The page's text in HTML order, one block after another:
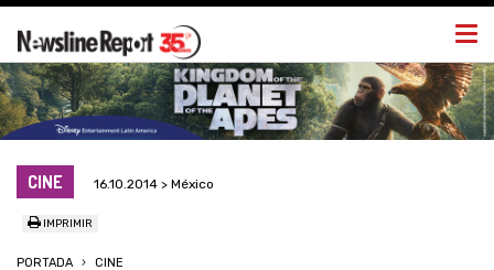
CINE 16.10.2014 > México
IMPRIMIR
PORTADA CINE